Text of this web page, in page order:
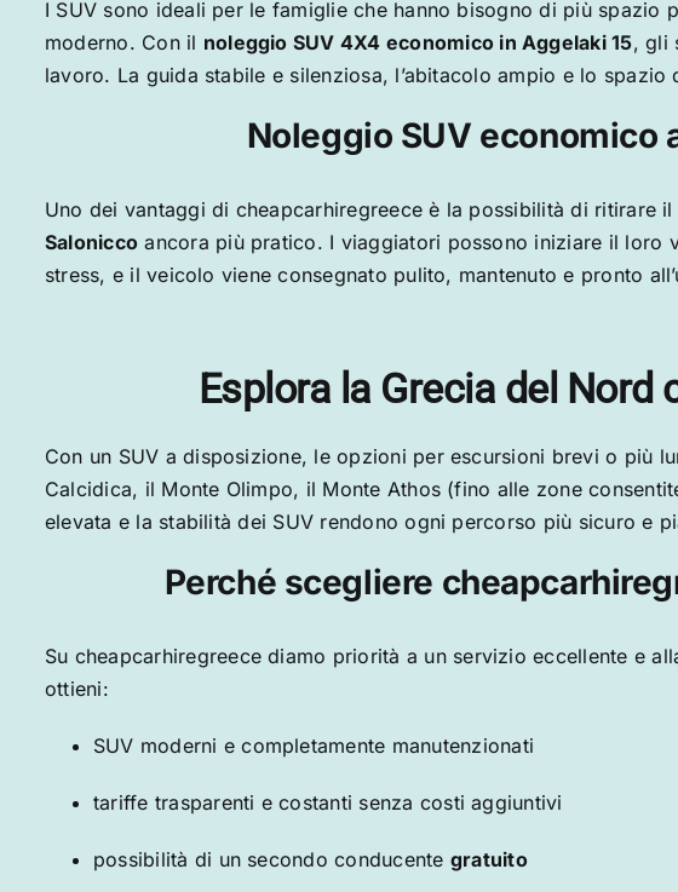
I SUV sono ideali per le famiglie che hanno bisogno di più
moderno. Con il noleggio SUV 4X4 economico in Aggelaki 15, gli
lavoro. La guida stabile e silenziosa, l’abitacolo ampio e lo
Noleggio SUV economico
Uno dei vantaggi di cheapcarhiregreece è la possibilità di ritirare
Salonicco ancora più pratico. I viaggiatori possono iniziare il loro
stress, e il veicolo viene consegnato pulito, mantenuto e pronto
Esplora la Grecia del Nord
Con un SUV a disposizione, le opzioni per escursioni brevi o più
Calcidica, il Monte Olimpo, il Monte Athos (fino alle zone
elevata e la stabilità dei SUV rendono ogni percorso più sicuro e
Perché scegliere
Su cheapcarhiregreece diamo priorità a un servizio eccellente e
ottieni:
SUV moderni e completamente manutenzionati
tariffe trasparenti e costanti senza costi aggiuntivi
possibilità di un secondo conducente gratuito